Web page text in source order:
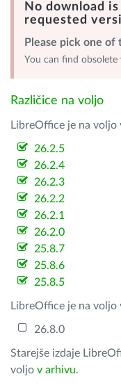
No download
requested
Please pick one of
You can find obsolete
Različice na voljo
LibreOffice je na voljo
26.2.5
26.2.4
26.2.3
26.2.2
26.2.1
26.2.0
25.8.7
25.8.6
25.8.5
LibreOffice je na voljo
26.8.0
Starejše izdaje
voljo v arhivu.